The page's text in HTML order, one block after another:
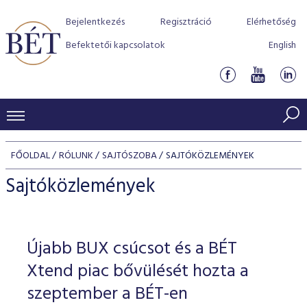
Bejelentkezés Regisztráció
Elérhetőség
Befektetői kapcsolatok
English
KERESKEDÉSI ADATOK
INDEXEK
Jelzáloglevél indexek
Vállalati kötvény indexek
Azonnali Piac
Részvények
Származékos piac
BEFEKTETŐK
Részvény szekció
Hitelpapír szekció
Szabályozás
BÉT szabályzatok
Befektetővédelem
Alkalmazott díjstruktúra
Elszámolás
Részvény és vállalati kötvény tőzsdei bevezetését
program
BÉT Xtend - Részvénypiac egyszerűen
TŐZSDETAGOK
Tőzsdetagok, üzletkötők
VENDOROK
FŐOLDAL RÓLUNK SAJTÓSZOBA SAJTÓKÖZLEMÉNYEK
Sajtóközlemények
Újabb BUX csúcsot és a BÉT
Xtend piac bővülését hozta a
szeptember a BÉT-en